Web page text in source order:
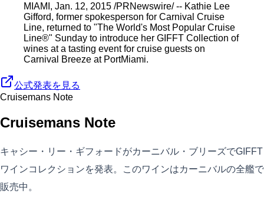
MIAMI, Jan. 12, 2015 /PRNewswire/ -- Kathie Lee
Gifford, former spokesperson for Carnival Cruise
Line, returned to "The World's Most Popular Cruise
Line®" Sunday to introduce her GIFFT Collection of
wines at a tasting event for cruise guests on
Carnival Breeze at PortMiami.
公式発表を見る
Cruisemans Note
Cruisemans Note
キャシー・リー・ギフォードがカーニバル・ブリーズでGIFFT
ワインコレクションを発表。このワインはカーニバルの全艦で
販売中。